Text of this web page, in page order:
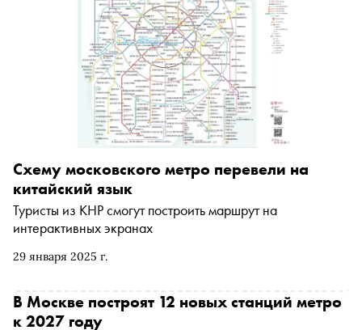
29 января 2025 г.
Схему московского метро перевели на
китайский язык
Туристы из КНР смогут построить маршрут на
интерактивных экранах
В Москве построят 12 новых станций метро
к 2027 году